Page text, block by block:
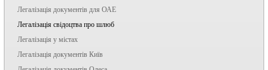
Легалізація документів для ОАЕ
Легалізація свідоцтва про шлюб
Легалізація у містах
Легалізація документів Київ